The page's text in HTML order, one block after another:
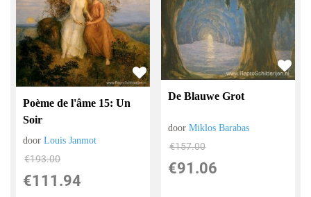
Poème de l'âme 15: Un
Soir
doorLouis Janmot
€193.00
€111.94
De Blauwe Grot
doorMiklos Barabas
€157.00
€91.06